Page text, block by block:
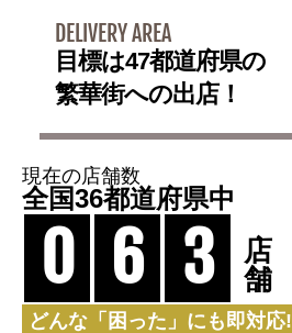
DELIVERY AREA
目標は47都道府県の
繁華街への出店！
現在の店舗数
全国36都道府県中
0 6 3
店
舗
どんな「困った」にも即対応!